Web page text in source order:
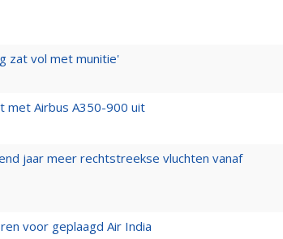
zat vol met munitie'
met Airbus A350-900 uit
jaar meer rechtstreekse vluchten vanaf
voor geplaagd Air India